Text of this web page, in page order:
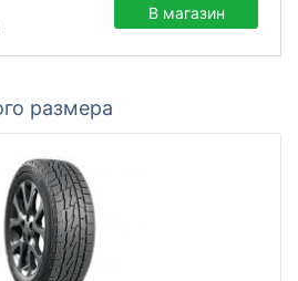
В магазин
размера